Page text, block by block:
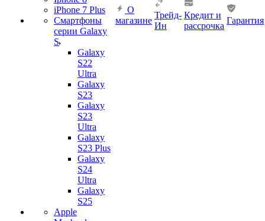
iPhone 7 Plus
Смартфоны
серии Galaxy
S
Galaxy
S22
Ultra
Galaxy
S23
Galaxy
S23
Ultra
Galaxy
S23 Plus
Galaxy
S24
Ultra
Galaxy
S25
Apple
О
магазине
Трейд-
Ин
Кредит и
рассрочка
Гарантия